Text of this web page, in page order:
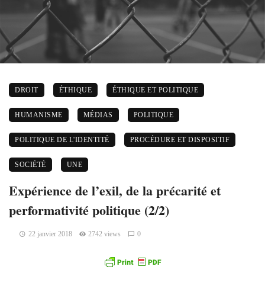
DROIT ÉTHIQUE ÉTHIQUE ET POLITIQUE
HUMANISME MÉDIAS POLITIQUE
POLITIQUE DE L'IDENTITÉ PROCÉDURE ET DISPOSITIF
SOCIÉTÉ UNE
Expérience de l’exil, de la précarité et
performativité politique (2/2)
22 janvier 2018 2742 views 0